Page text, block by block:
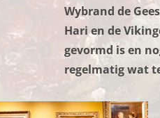
Wybrand de
Hari en de
gevormd is en
regelmatig wat